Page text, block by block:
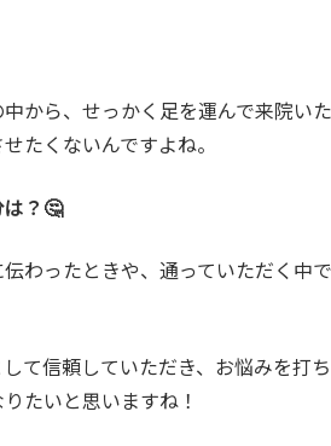
から、せっかく足を運んで来院い
たくないんですよね。
？🤔
わったときや、通っていただく中
て信頼していただき、お悩みを打
たいと思いますね！